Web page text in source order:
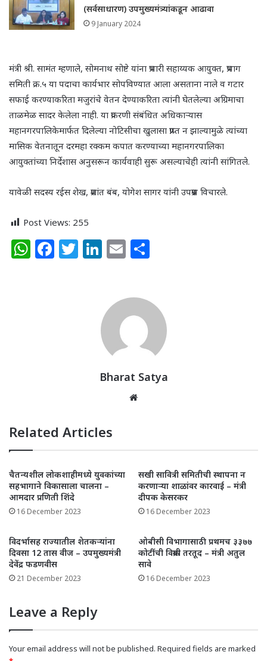
(सर्वसाधारण) उपमुख्यमंत्र्यांकडून आढावा
9 January 2024
मंत्री श्री. सामंत म्हणाले, सोमनाथ सोष्टे यांना प्रभारी सहाय्यक आयुक्त, प्रभाग
समिती क्र.५ या पदाचा कार्यभार सोपविण्यात आला असताना नाले व गटार
सफाई करण्याकरिता मजुरांचे वेतन देण्याकरिता त्यांनी घेतलेल्या अग्रिमाचा
ताळमेळ सादर केलेला नाही. या प्रकरणी संबंधित अधिकाऱ्यास
महानगरपालिकेमार्फत दिलेल्या नोटिसीचा खुलासा प्राप्त न झाल्यामुळे त्यांच्या
मासिक वेतनातून दरमहा रक्कम कपात करण्याच्या महानगरपालिका
आयुक्तांच्या निर्देशास अनुसरून कार्यवाही सुरू असल्याचेही त्यांनी सांगितले.
यावेळी सदस्य रईस शेख, प्रशांत बंब, योगेश सागर यांनी उपप्रश्न विचारले.
Post Views: 255
W F T Li
e
dI
n
E
l e
Bharat Satya
Related Articles
चैतन्यशील लोकशाहीमध्ये युवकांच्या
सहभागाने विकासाला चालना –
आमदार प्रणिती शिंदे
16 December 2023
सखी सावित्री समितीची स्थापना न
करणाऱ्या शाळांवर कारवाई – मंत्री
दीपक केसरकर
16 December 2023
विदर्भासह राज्यातील शेतकऱ्यांना
दिवसा 12 तास वीज – उपमुख्यमंत्री
देवेंद्र फडणवीस
21 December 2023
ओबीसी विभागासाठी प्रथमच ३३७७
कोटींची विक्रमी तरतूद – मंत्री अतुल
सावे
16 December 2023
Leave a Reply
Your email address will not be published. Required fields are marked